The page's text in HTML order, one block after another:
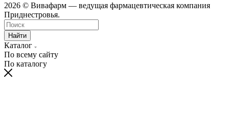
2026 © Вивафарм — ведущая фармацевтическая компания
Приднестровья.
Найти
Каталог
По всему сайту
По каталогу